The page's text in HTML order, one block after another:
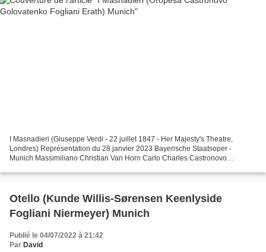
I Masnadieri (Giuseppe Verdi - 22 juillet 1847 - Her Majesty's Theatre,
Londres) Représentation du 28 janvier 2023 Bayerische Staatsoper -
Munich Massimiliano Christian Van Horn Carlo Charles Castronovo
Otello (Kunde Willis-Sørensen Keenlyside
Fogliani Niermeyer) Munich
Publié le 04/07/2022 à 21:42
Par David